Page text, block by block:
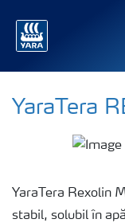
YaraTera
YaraTera Rexolin
stabil, solubil în